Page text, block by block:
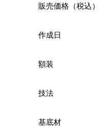
販売価格（税込）
作成日
額装
技法
基底材